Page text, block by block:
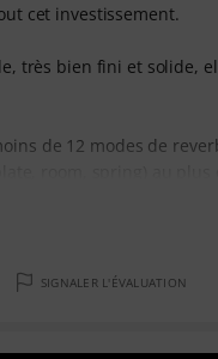
cet investissement.
très bien fini et solide,
de 12 modes de
SIGNALER L'ÉVALUATION